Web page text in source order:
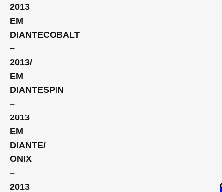
2013
EM
DIANTECOBALT
–
2013/
EM
DIANTESPIN
–
2013
EM
DIANTE/
ONIX
–
2013